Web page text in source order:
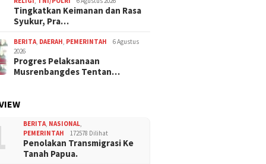
Tingkatkan Keimanan dan Rasa
Syukur, Pra…
BERITA, DAERAH, PEMERINTAH
6 Agustus
2026
Progres Pelaksanaan
Musrenbangdes Tentan…
BERITA, NASIONAL,
PEMERINTAH
172578 Dilihat
Penolakan Transmigrasi Ke
Tanah Papua.